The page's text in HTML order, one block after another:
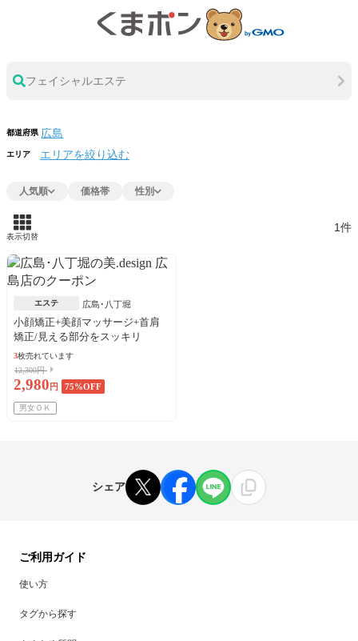
フェイシャルエステ
都道府県
エリア エリアを絞り込む
人気順 価格帯 性別
表示切替
1件
エステ 広島･八丁堀
小顔矯正+美顔マッサージ+首肩
矯正/見える部分をスッキリ
3枚売れています
12,300円
2,980 円 75%OFF
男女ＯＫ
シェア
ご利用ガイド
使い方
タグから探す